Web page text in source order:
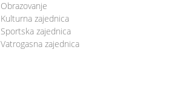
Obrazovanje
Kulturna zajednica
Sportska zajednica
Vatrogasna zajednica